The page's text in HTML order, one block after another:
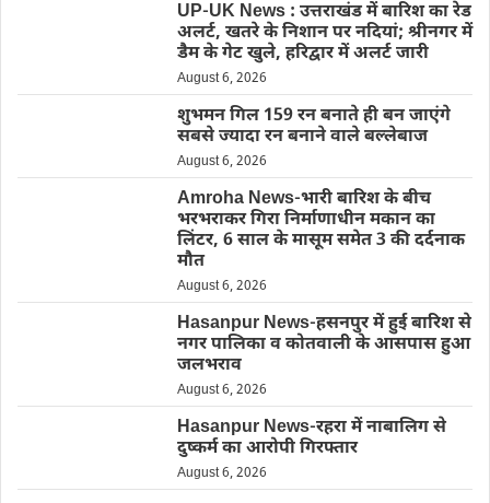
UP-UK News : उत्तराखंड में बारिश का रेड
अलर्ट, खतरे के निशान पर नदियां; श्रीनगर में
डैम के गेट खुले, हरिद्वार में अलर्ट जारी
August 6, 2026
शुभमन गिल 159 रन बनाते ही बन जाएंगे
सबसे ज्यादा रन बनाने वाले बल्लेबाज
August 6, 2026
Amroha News-भारी बारिश के बीच
भरभराकर गिरा निर्माणाधीन मकान का
लिंटर, 6 साल के मासूम समेत 3 की दर्दनाक
मौत
August 6, 2026
Hasanpur News-हसनपुर में हुई बारिश से
नगर पालिका व कोतवाली के आसपास हुआ
जलभराव
August 6, 2026
Hasanpur News-रहरा में नाबालिग से
दुष्कर्म का आरोपी गिरफ्तार
August 6, 2026